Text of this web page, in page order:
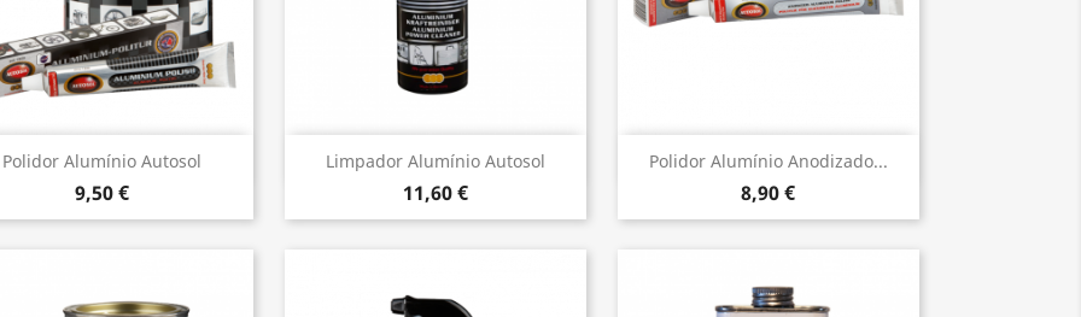
Polidor Alumínio Autosol
9,50 €
Vista rápida Limpador Alumínio Autosol
11,60 €
Vista rápida Polidor Alumínio Anodizado...
8,90 €
Vista rápida